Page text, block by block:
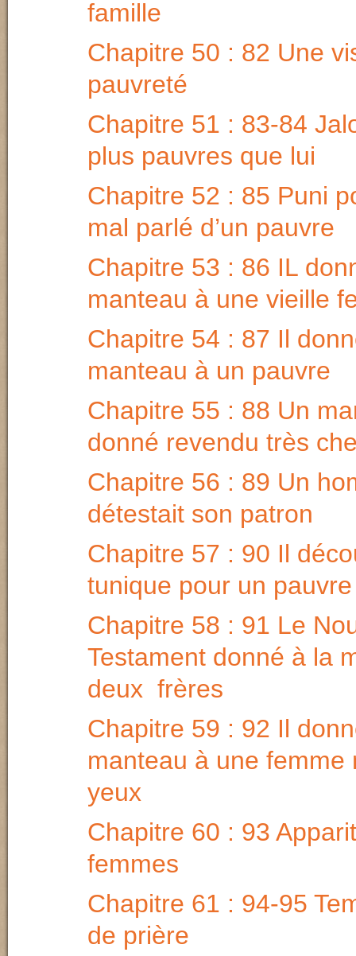
famille
Chapitre 50 : 82 Une
pauvreté
Chapitre 51 : 83-84
plus pauvres que lui
Chapitre 52 : 85 Puni
mal parlé d’un pauvre
Chapitre 53 : 86 IL
manteau à une vieille
Chapitre 54 : 87 Il
manteau à un pauvre
Chapitre 55 : 88 Un
donné revendu très
Chapitre 56 : 89 Un
détestait son patron
Chapitre 57 : 90 Il
tunique pour un pauvre
Chapitre 58 : 91 Le
Testament donné à la
deux frères
Chapitre 59 : 92 Il
manteau à une femme
yeux
Chapitre 60 : 93
femmes
Chapitre 61 : 94-95
de prière